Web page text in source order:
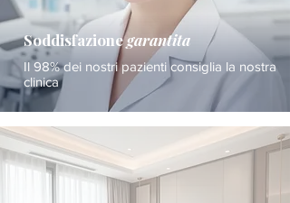
Soddisfazionegarantita
Il 98% dei nostri pazienti consiglia la nostra
clinica